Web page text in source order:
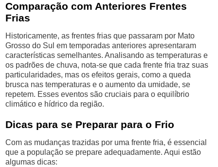
Comparação com Anteriores Frentes
Frias
Historicamente, as frentes frias que passaram por Mato
Grosso do Sul em temporadas anteriores apresentaram
características semelhantes. Analisando as temperaturas e
os padrões de chuva, nota-se que cada frente fria traz suas
particularidades, mas os efeitos gerais, como a queda
brusca nas temperaturas e o aumento da umidade, se
repetem. Esses eventos são cruciais para o equilíbrio
climático e hídrico da região.
Dicas para se Preparar para o Frio
Com as mudanças trazidas por uma frente fria, é essencial
que a população se prepare adequadamente. Aqui estão
algumas dicas: